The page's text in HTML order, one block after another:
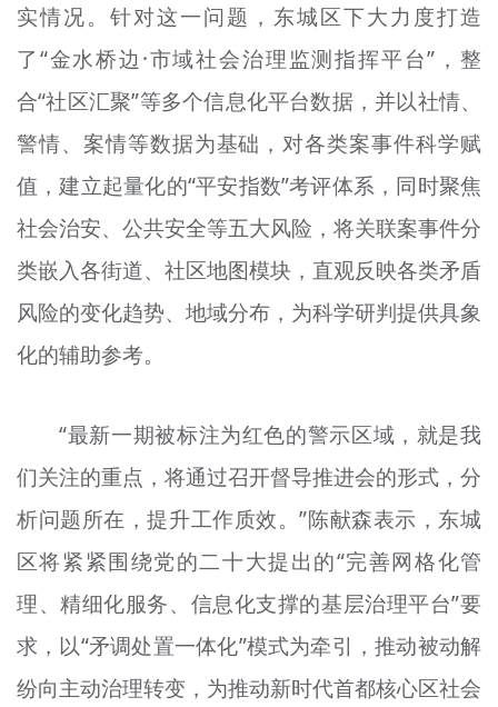
实情况。针对这一问题，东城区下大力度打造
了“金水桥边·市域社会治理监测指挥平台”，整
合“社区汇聚”等多个信息化平台数据，并以社情、
警情、案情等数据为基础，对各类案事件科学赋
值，建立起量化的“平安指数”考评体系，同时聚焦
社会治安、公共安全等五大风险，将关联案事件分
类嵌入各街道、社区地图模块，直观反映各类矛盾
风险的变化趋势、地域分布，为科学研判提供具象
化的辅助参考。
“最新一期被标注为红色的警示区域，就是我
们关注的重点，将通过召开督导推进会的形式，分
析问题所在，提升工作质效。”陈献森表示，东城
区将紧紧围绕党的二十大提出的“完善网格化管
理、精细化服务、信息化支撑的基层治理平台”要
求，以“矛调处置一体化”模式为牵引，推动被动解
纷向主动治理转变，为推动新时代首都核心区社会